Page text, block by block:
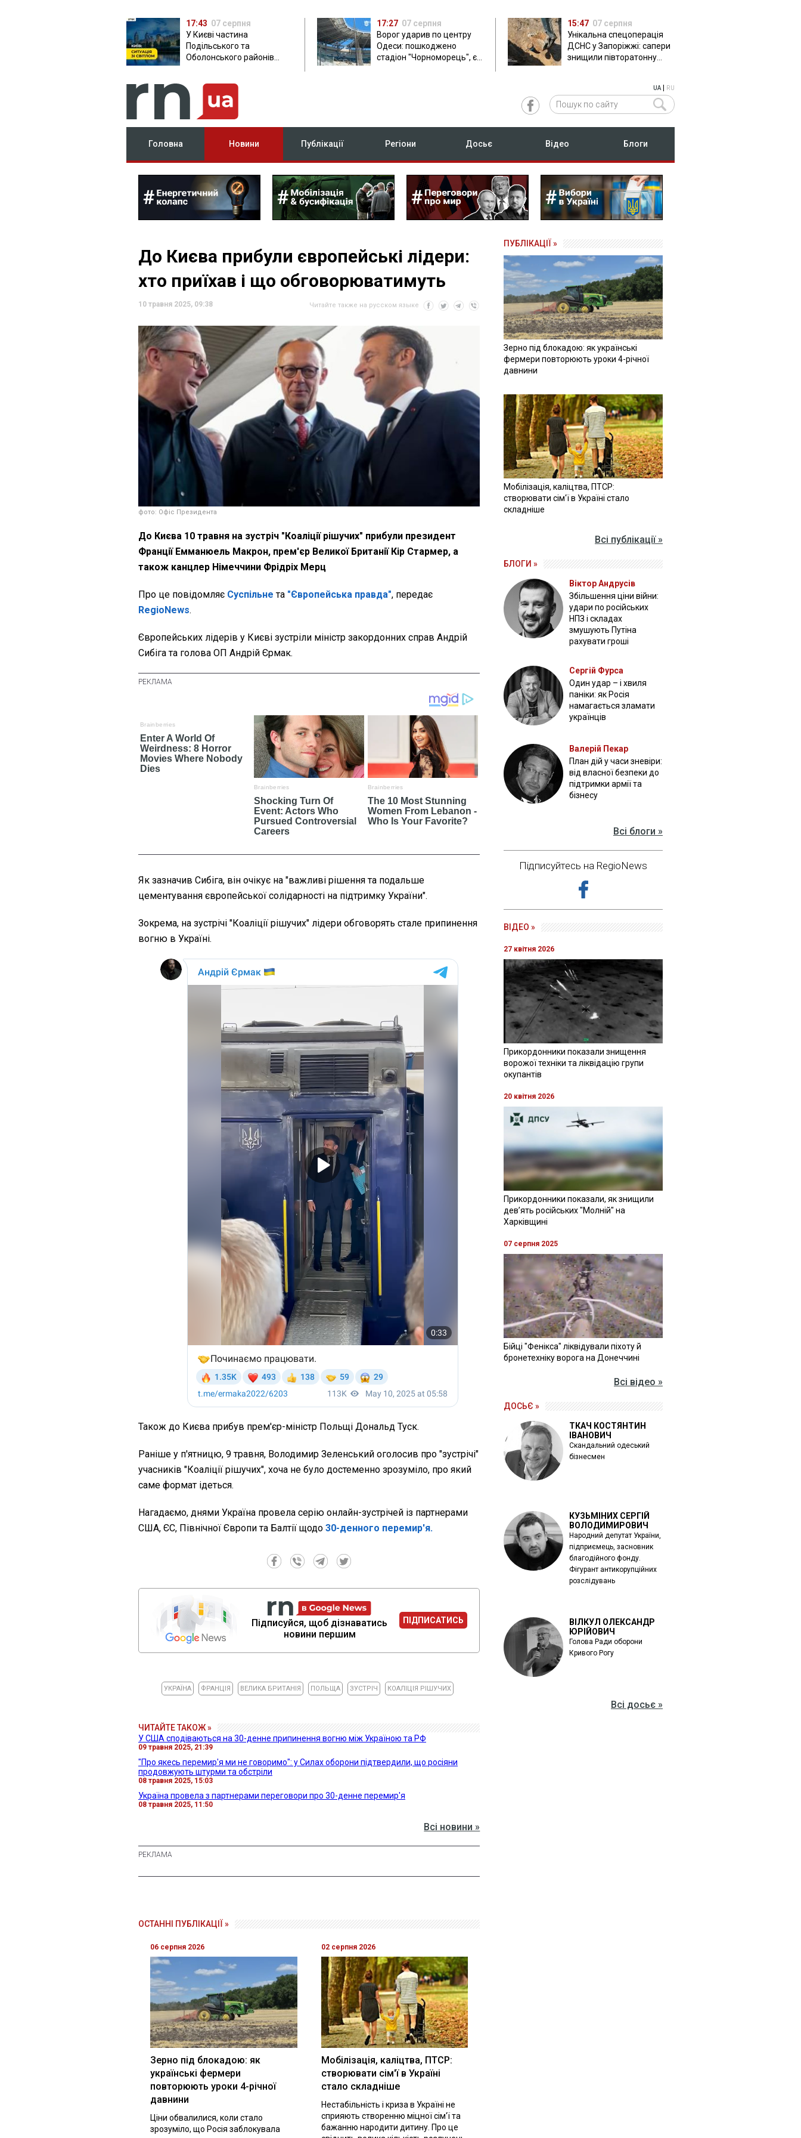
17:43 07 серпня
У Києві частина
Подільського та
Оболонського районів
17:27 07 серпня
Ворог ударив по центру
Одеси: пошкоджено
стадіон "Чорноморець", є
15:47 07 серпня
Унікальна спецоперація
ДСНС у Запоріжжі: сапери
знищили півторатонну
UA| RU
Головна Новини Публікації Регіони Досьє Відео Блоги
До Києва прибули європейські лідери:
хто приїхав і що обговорюватимуть
10 травня 2025, 09:38 Читайте также на русском языке
фото: Офіс Президента
До Києва 10 травня на зустріч "Коаліції рішучих" прибули президент
Франції Емманюель Макрон, прем'єр Великої Британії Кір Стармер, а
також канцлер Німеччини Фрідріх Мерц
Про це повідомляє Суспільне та "Європейська правда", передає
RegioNews.
Європейських лідерів у Києві зустріли міністр закордонних справ Андрій
Сибіга та голова ОП Андрій Єрмак.
Як зазначив Сибіга, він очікує на "важливі рішення та подальше
цементування європейської солідарності на підтримку України".
Зокрема, на зустрічі "Коаліції рішучих" лідери обговорять стале припинення
вогню в Україні.
Також до Києва прибув прем'єр-міністр Польщі Дональд Туск.
Раніше у п'ятницю, 9 травня, Володимир Зеленський оголосив про "зустрічі"
учасників "Коаліції рішучих", хоча не було достеменно зрозуміло, про який
саме формат ідеться.
Нагадаємо, днями Україна провела серію онлайн-зустрічей із партнерами
США, ЄС, Північної Європи та Балтії щодо 30-денного перемир'я.
Підписуйся, щоб дізнаватись
новини першим
ПІДПИСАТИСЬ
УКРАЇНА ФРАНЦІЯ ВЕЛИКА БРИТАНІЯ ПОЛЬЩА ЗУСТРІЧ КОАЛІЦІЯ РІШУЧИХ
ЧИТАЙТЕ ТАКОЖ »
У США сподіваються на 30-денне припинення вогню між Україною та РФ
09 травня 2025, 21:39
"Про якесь перемир'я ми не говоримо": у Силах оборони підтвердили, що росіяни
продовжують штурми та обстріли
08 травня 2025, 15:03
Україна провела з партнерами переговори про 30-денне перемир'я
08 травня 2025, 11:50
Всі новини »
ОСТАННІ ПУБЛІКАЦІЇ »
06 серпня 2026
Зерно під блокадою: як
українські фермери
повторюють уроки 4-річної
давнини
Ціни обвалилися, коли стало
зрозуміло, що Росія заблокувала
02 серпня 2026
Мобілізація, каліцтва, ПТСР:
створювати сім'ї в Україні
стало складніше
Нестабільність і криза в Україні не
сприяють створенню міцної сім'ї та
бажанню народити дитину. Про це
ПУБЛІКАЦІЇ »
Зерно під блокадою: як українські
фермери повторюють уроки 4-річної
давнини
Мобілізація, каліцтва, ПТСР:
створювати сім'ї в Україні стало
складніше
Всі публікації »
БЛОГИ »
Віктор Андрусів
Збільшення ціни війни:
удари по російських
НПЗ і складах
змушують Путіна
рахувати гроші
Сергій Фурса
Один удар – і хвиля
паніки: як Росія
намагається зламати
українців
Валерій Пекар
План дій у часи зневіри:
від власної безпеки до
підтримки армії та
бізнесу
Всі блоги »
Підписуйтесь на RegioNews
ВІДЕО »
27 квітня 2026
Прикордонники показали знищення
ворожої техніки та ліквідацію групи
окупантів
20 квітня 2026
Прикордонники показали, як знищили
девʼять російських "Молній" на
Харківщині
07 серпня 2025
Бійці "Фенікса" ліквідували піхоту й
бронетехніку ворога на Донеччині
Всі відео »
ДОСЬЄ »
ТКАЧ КОСТЯНТИН
ІВАНОВИЧ
Скандальний одеський
бізнесмен
КУЗЬМІНИХ СЕРГІЙ
ВОЛОДИМИРОВИЧ
Народний депутат України,
підприємець, засновник
благодійного фонду.
Фігурант антикорупційних
розслідувань
ВІЛКУЛ ОЛЕКСАНДР
ЮРІЙОВИЧ
Голова Ради оборони
Кривого Рогу
Всі досьє »